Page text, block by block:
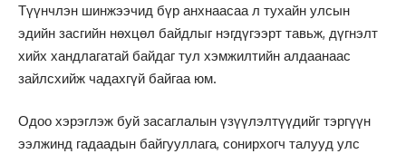
Түүнчлэн шинжээчид бүр анхнаасаа л тухайн улсын
эдийн засгийн нөхцөл байдлыг нэгдүгээрт тавьж, дүгнэлт
хийх хандлагатай байдаг тул хэмжилтийн алдаанаас
зайлсхийж чадахгүй байгаа юм.
Одоо хэрэглэж буй засаглалын үзүүлэлтүүдийг тэргүүн
ээлжинд гадаадын байгууллага, сонирхогч талууд улс